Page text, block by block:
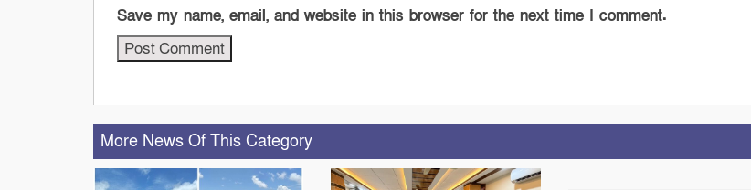
Save my name, email, and website in this browser for the next time I comment.
More News Of This Category